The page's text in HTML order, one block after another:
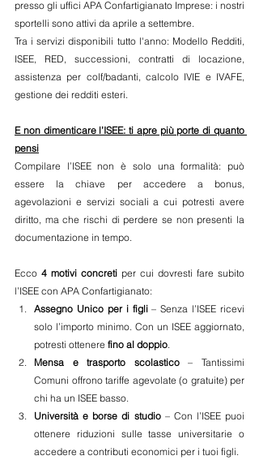
presso gli uffici APA Confartigianato Imprese: i nostri
sportelli sono attivi da aprile a settembre.
Tra i servizi disponibili tutto l'anno: Modello Redditi,
ISEE, RED, successioni, contratti di locazione,
assistenza per colf/badanti, calcolo IVIE e IVAFE,
gestione dei redditi esteri.
E non dimenticare l’ISEE: ti apre più porte di quanto
pensi
Compilare l’ISEE non è solo una formalità: può
essere la chiave per accedere a bonus,
agevolazioni e servizi sociali a cui potresti avere
diritto, ma che rischi di perdere se non presenti la
documentazione in tempo.
Ecco 4 motivi concreti per cui dovresti fare subito
l’ISEE con APA Confartigianato:
Assegno Unico per i figli – Senza l’ISEE ricevi
solo l’importo minimo. Con un ISEE aggiornato,
potresti ottenere fino al doppio.
Mensa e trasporto scolastico – Tantissimi
Comuni offrono tariffe agevolate (o gratuite) per
chi ha un ISEE basso.
Università e borse di studio – Con l’ISEE puoi
ottenere riduzioni sulle tasse universitarie o
accedere a contributi economici per i tuoi figli.